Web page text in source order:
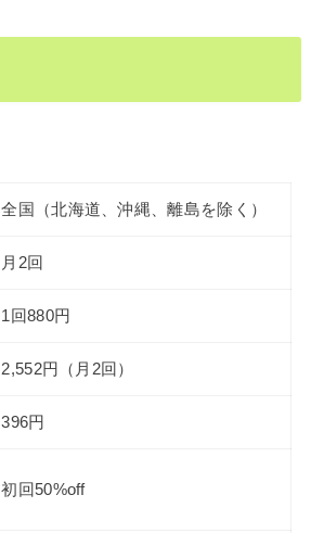
全国（北海道、沖縄、離島を除く）
月2回
1回880円
2,552円（月2回）
396円
初回50%off